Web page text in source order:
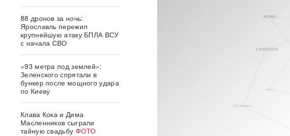
88 дронов за ночь:
Ярославль пережил
крупнейшую атаку БПЛА ВСУ
с начала СВО
«93 метра под землей»:
Зеленского спрятали в
бункер после мощного удара
по Киеву
Клава Кока и Дима
Масленников сыграли
тайную свадьбу ФОТО